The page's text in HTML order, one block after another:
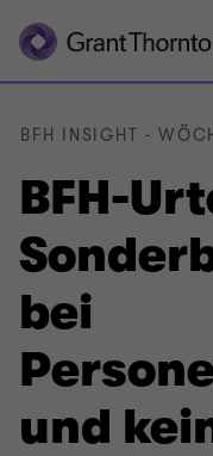
BFH-
bei
und
BFH INSIGHT -